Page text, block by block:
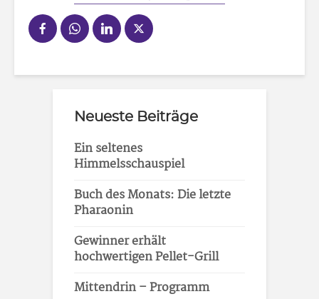
Neueste Beiträge
Ein seltenes
Himmelsschauspiel
Buch des Monats: Die letzte
Pharaonin
Gewinner erhält
hochwertigen Pellet-Grill
Mittendrin – Programm